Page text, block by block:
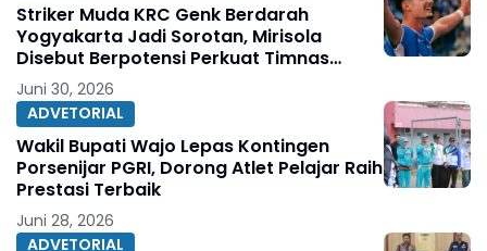
Striker Muda KRC Genk Berdarah
Yogyakarta Jadi Sorotan, Mirisola
Disebut Berpotensi Perkuat Timnas
Indonesia
Juni 30, 2026
ADVETORIAL
Wakil Bupati Wajo Lepas Kontingen
Porsenijar PGRI, Dorong Atlet Pelajar Raih
Prestasi Terbaik
Juni 28, 2026
ADVETORIAL